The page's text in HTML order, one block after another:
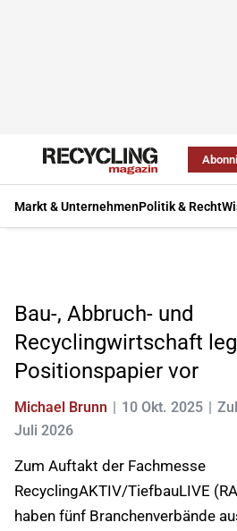
Markt & UnternehmenPolitik & Recht
Bau-, Abbruch- und
Recyclingwirtschaft
Positionspapier vor
Michael Brunn 10 Okt. 2025
Juli 2026
Zum Auftakt der Fachmesse
RecyclingAKTIV/TiefbauLIVE
haben fünf Branchenverbände